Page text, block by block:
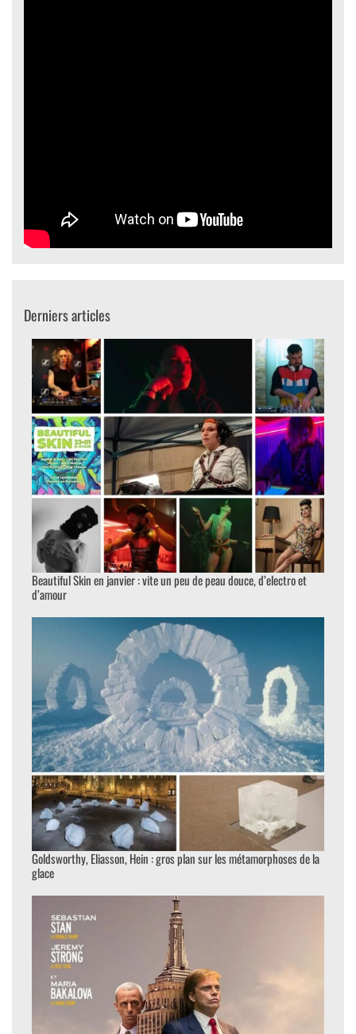
Derniers articles
Beautiful Skin en janvier : vite un peu de peau douce, d’electro et
d’amour
Goldsworthy, Eliasson, Hein : gros plan sur les métamorphoses de la
glace